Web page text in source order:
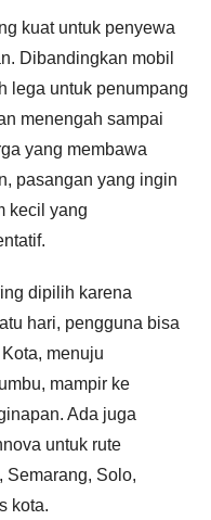
kuat untuk penyewa
Dibandingkan mobil
lega untuk penumpang
menengah sampai
yang membawa
pasangan yang ingin
kecil yang
dipilih karena
hari, pengguna bisa
menuju
mampir ke
Ada juga
untuk rute
Semarang, Solo,
kota.